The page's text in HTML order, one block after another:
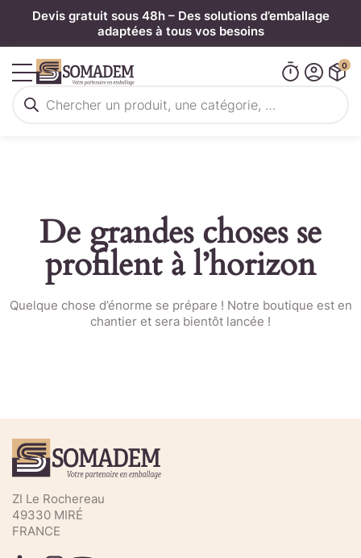
Devis gratuit sous 48h – Des solutions d’emballage
adaptées à tous vos besoins
de
0
De grandes choses se
profilent à l’horizon
Quelque chose d’énorme se prépare ! Notre boutique est en
chantier et sera bientôt lancée !
commande rapide
ZI Le Rochereau
49330 MIRÉ
FRANCE
Panneau de gestion des cookies